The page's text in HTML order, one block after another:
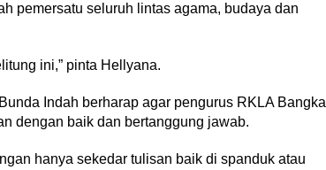
pemersatu seluruh lintas agama, budaya dan
ini,” pinta Hellyana.
Indah berharap agar pengurus RKLA Bangka
dengan baik dan bertanggung jawab.
hanya sekedar tulisan baik di spanduk atau